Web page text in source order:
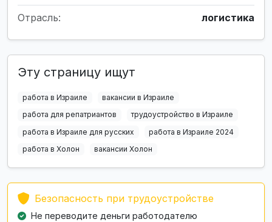
Отрасль: логистика
Эту страницу ищут
работа в Израиле
вакансии в Израиле
работа для репатриантов
трудоустройство в Израиле
работа в Израиле для русских
работа в Израиле 2024
работа в Холон
вакансии Холон
Безопасность при трудоустройстве
Не переводите деньги работодателю